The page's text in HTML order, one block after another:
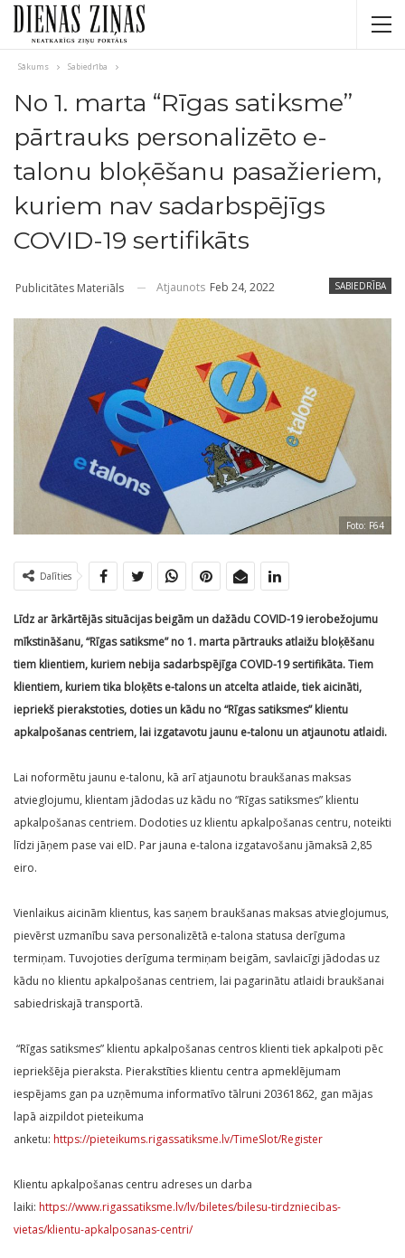
Sākums Sabiedrība
No 1. marta “Rīgas satiksme”
pārtrauks personalizēto e-
talonu bloķēšanu pasažieriem,
kuriem nav sadarbspējīgs
COVID-19 sertifikāts
SABIEDRĪBA
Publicitātes Materiāls Atjaunots Feb 24, 2022
Foto: F64
Dalīties
Līdz ar ārkārtējās situācijas beigām un dažādu COVID-19 ierobežojumu
mīkstināšanu, “Rīgas satiksme” no 1. marta pārtrauks atlaižu bloķēšanu
tiem klientiem, kuriem nebija sadarbspējīga COVID-19 sertifikāta. Tiem
klientiem, kuriem tika bloķēts e-talons un atcelta atlaide, tiek aicināti,
iepriekš pierakstoties, doties un kādu no “Rīgas satiksmes” klientu
apkalpošanas centriem, lai izgatavotu jaunu e-talonu un atjaunotu atlaidi.
Lai noformētu jaunu e-talonu, kā arī atjaunotu braukšanas maksas
atvieglojumu, klientam jādodas uz kādu no “Rīgas satiksmes” klientu
apkalpošanas centriem. Dodoties uz klientu apkalpošanas centru, noteikti
līdzi jāņem pase vai eID. Par jauna e-talona izgatavošanu jāmaksā 2,85
eiro.
Vienlaikus aicinām klientus, kas saņem braukšanas maksas atvieglojumus,
pievērst uzmanību sava personalizētā e-talona statusa derīguma
termiņam. Tuvojoties derīguma termiņam beigām, savlaicīgi jādodas uz
kādu no klientu apkalpošanas centriem, lai pagarinātu atlaidi braukšanai
sabiedriskajā transportā.
“Rīgas satiksmes” klientu apkalpošanas centros klienti tiek apkalpoti pēc
iepriekšēja pieraksta. Pierakstīties klientu centra apmeklējumam
iespējams gan pa uzņēmuma informatīvo tālruni 20361862, gan mājas
lapā aizpildot pieteikuma
anketu: https://pieteikums.rigassatiksme.lv/TimeSlot/Register
Klientu apkalpošanas centru adreses un darba
laiki: https://www.rigassatiksme.lv/lv/biletes/bilesu-tirdzniecibas-
vietas/klientu-apkalposanas-centri/